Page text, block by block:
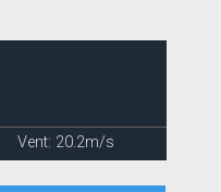
Vent: 20.2m/s